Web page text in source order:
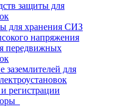
защиты для
для хранения СИЗ
напряжения
передвижных
для
регистрации